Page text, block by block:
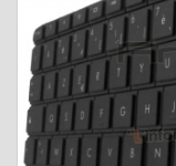
HP
LENOVO
MEDION